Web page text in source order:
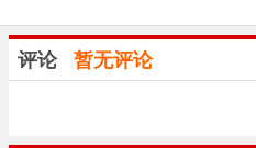
评论 暂无评论